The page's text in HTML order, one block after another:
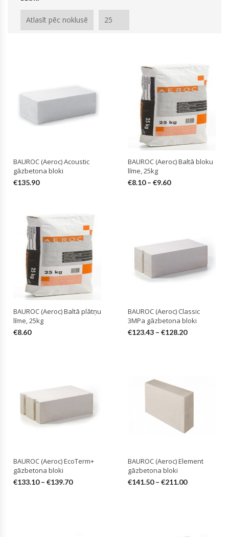
BAUROC (Aeroc) Acoustic
gāzbetona bloki
€135.90
BAUROC (Aeroc) Baltā bloku
līme, 25kg
€8.10– €9.60
BAUROC (Aeroc) Baltā plātņu
līme, 25kg
€8.60
BAUROC (Aeroc) Classic
3MPa gāzbetona bloki
€123.43 – €128.20
BAUROC (Aeroc) EcoTerm+
gāzbetona bloki
€133.10– €139.70
BAUROC (Aeroc) Element
gāzbetona bloki
€141.50– €211.00